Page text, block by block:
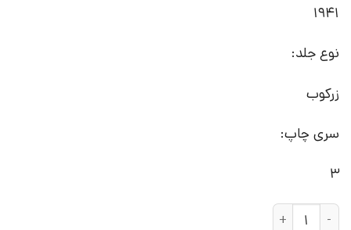
1941
نوع جلد:
زرکوب
سری چاپ:
3
کتاب گذر از رنج ها | انتشارات سمیر عدد